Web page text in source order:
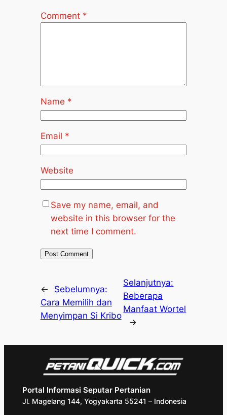
Comment *
Name *
Email *
Website
Save my name, email, and
website in this browser for the
next time I comment.
←
Sebelumnya:
Cara Memilih dan
Menyimpan Si Kribo
Selanjutnya:
Beberapa
Manfaat Wortel
→
Portal Informasi Seputar Pertanian
Jl. Magelang 144, Yogyakarta 55241 – Indonesia